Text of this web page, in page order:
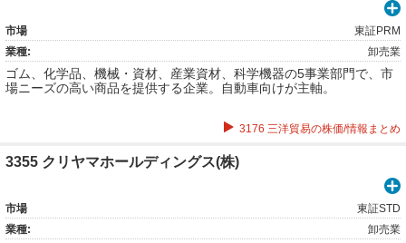
市場
東証PRM
業種:
卸売業
ゴム、化学品、機械・資材、産業資材、科学機器の5事業部門で、市
場ニーズの高い商品を提供する企業。自動車向けが主軸。
3176 三洋貿易の株価/情報まとめ
3355 クリヤマホールディングス(株)
市場
東証STD
業種:
卸売業